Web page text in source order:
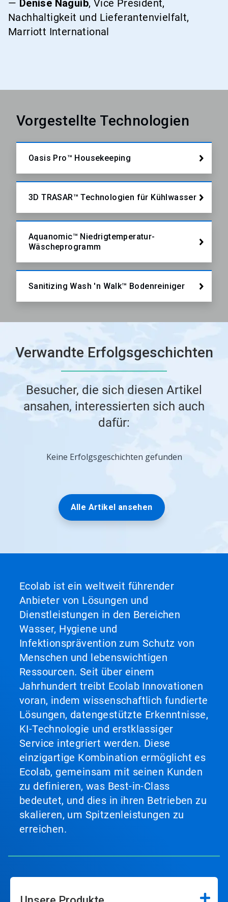
— Denise Naguib, Vice President,
Nachhaltigkeit und Lieferantenvielfalt,
Marriott International
Vorgestellte Technologien
Oasis Pro™ Housekeeping
3D TRASAR™ Technologien für Kühlwasser
Aquanomic™ Niedrigtemperatur-
Wäscheprogramm
Sanitizing Wash 'n Walk™ Bodenreiniger
Verwandte Erfolgsgeschichten
Besucher, die sich diesen Artikel
ansahen, interessierten sich auch
dafür:
Keine Erfolgsgeschichten gefunden
Alle Artikel ansehen
Ecolab ist ein weltweit führender
Anbieter von Lösungen und
Dienstleistungen in den Bereichen
Wasser, Hygiene und
Infektionsprävention zum Schutz von
Menschen und lebenswichtigen
Ressourcen. Seit über einem
Jahrhundert treibt Ecolab Innovationen
voran, indem wissenschaftlich fundierte
Lösungen, datengestützte Erkenntnisse,
KI-Technologie und erstklassiger
Service integriert werden. Diese
einzigartige Kombination ermöglicht es
Ecolab, gemeinsam mit seinen Kunden
zu definieren, was Best-in-Class
bedeutet, und dies in ihren Betrieben zu
skalieren, um Spitzenleistungen zu
erreichen.